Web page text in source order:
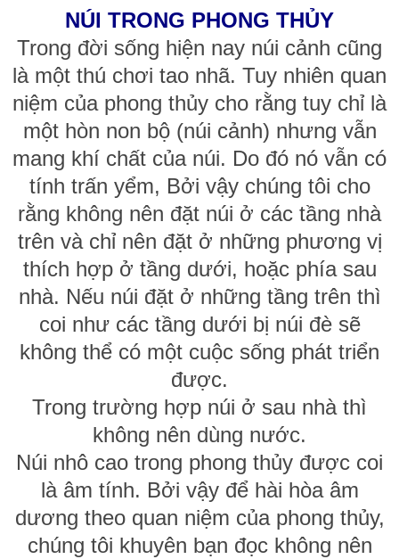
NÚI TRONG PHONG THỦY
Trong đời sống hiện nay núi cảnh cũng
là một thú chơi tao nhã. Tuy nhiên quan
niệm của phong thủy cho rằng tuy chỉ là
một hòn non bộ (núi cảnh) nhưng vẫn
mang khí chất của núi. Do đó nó vẫn có
tính trấn yểm, Bởi vậy chúng tôi cho
rằng không nên đặt núi ở các tầng nhà
trên và chỉ nên đặt ở những phương vị
thích hợp ở tầng dưới, hoặc phía sau
nhà. Nếu núi đặt ở những tầng trên thì
coi như các tầng dưới bị núi đè sẽ
không thể có một cuộc sống phát triển
được.
Trong trường hợp núi ở sau nhà thì
không nên dùng nước.
Núi nhô cao trong phong thủy được coi
là âm tính. Bởi vậy để hài hòa âm
dương theo quan niệm của phong thủy,
chúng tôi khuyên bạn đọc không nên